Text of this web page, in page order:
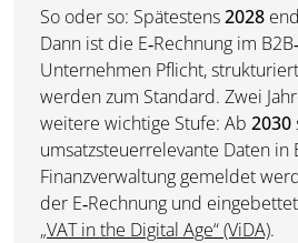
So oder so: Spätestens2028
Dann ist die E‑Rechnung im
Unternehmen Pflicht,
werden zum Standard. Zwei
weitere wichtige Stufe: Ab 2030
umsatzsteuerrelevante Daten in
Finanzverwaltung gemeldet
der E‑Rechnung und
„VAT in the Digital Age“ (ViDA).